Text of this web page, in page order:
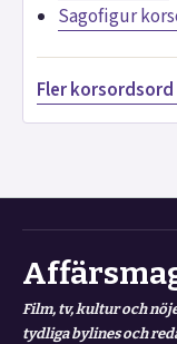
Sagofigur
Fler
Film, tv, kultur och
tydliga bylines och